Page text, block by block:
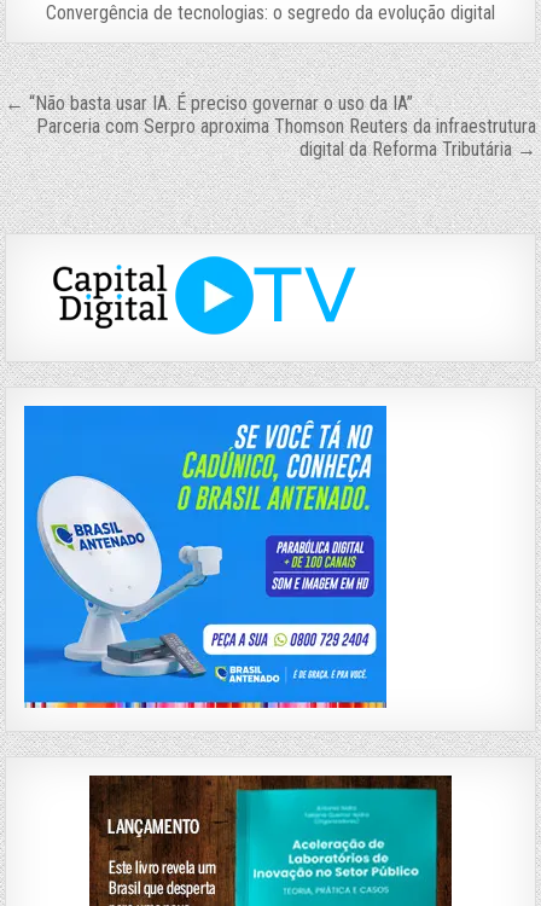
Convergência de tecnologias: o segredo da evolução digital
Navegação
de
Post
← “Não basta usar IA. É preciso governar o uso da IA”
Parceria com Serpro aproxima Thomson Reuters da infraestrutura
digital da Reforma Tributária →